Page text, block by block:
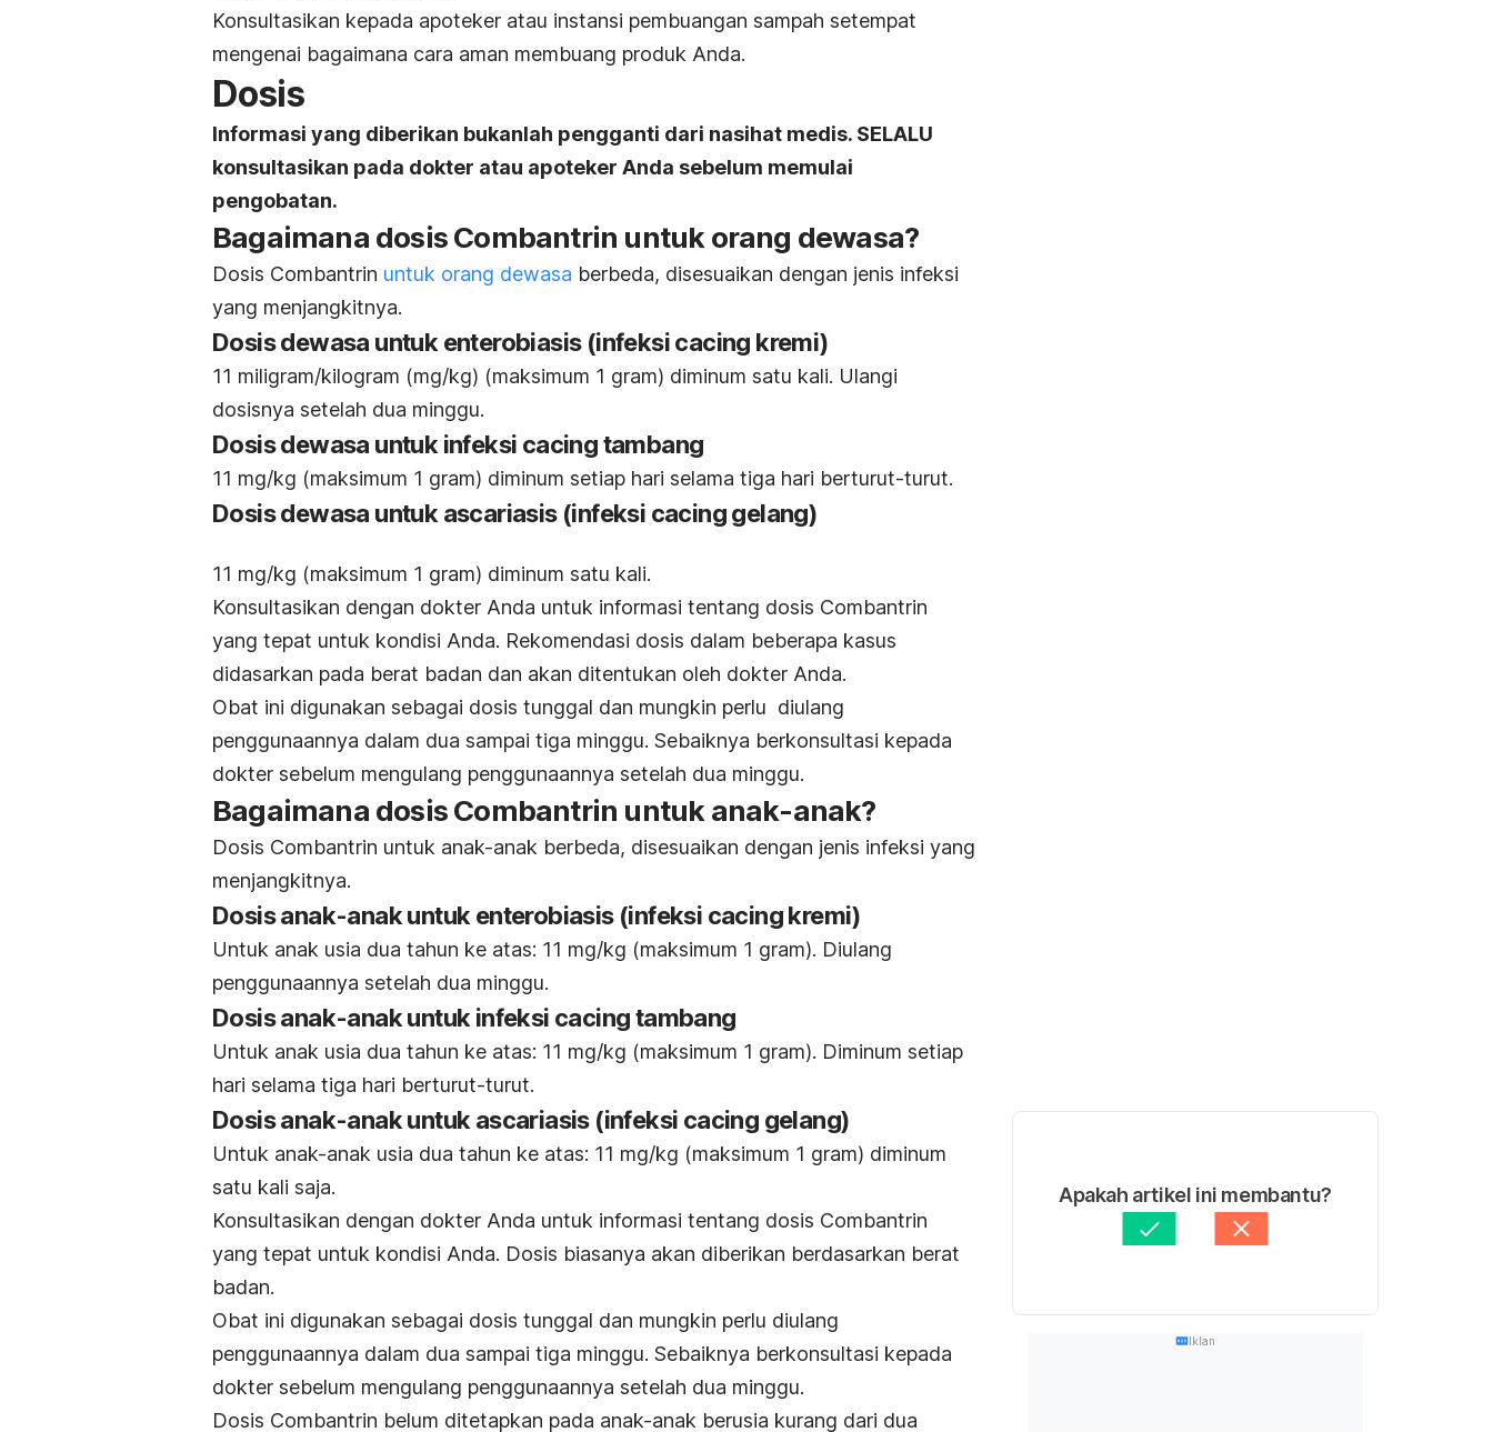
Konsultasikan kepada apoteker atau instansi pembuangan sampah setempat
mengenai bagaimana cara aman membuang produk Anda.
Dosis
Informasi yang diberikan bukanlah pengganti dari nasihat medis. SELALU
konsultasikan pada dokter atau apoteker Anda sebelum memulai
pengobatan.
Bagaimana dosis Combantrin untuk orang dewasa?
Dosis Combantrin untuk orang dewasa berbeda, disesuaikan dengan jenis infeksi
yang menjangkitnya.
Dosis dewasa untuk enterobiasis (infeksi cacing kremi)
11 miligram/kilogram (mg/kg) (maksimum 1 gram) diminum satu kali. Ulangi
dosisnya setelah dua minggu.
Dosis dewasa untuk infeksi cacing tambang
11 mg/kg (maksimum 1 gram) diminum setiap hari selama tiga hari berturut-turut.
Dosis dewasa untuk ascariasis (infeksi cacing gelang)
11 mg/kg (maksimum 1 gram) diminum satu kali.
Konsultasikan dengan dokter Anda untuk informasi tentang dosis Combantrin
yang tepat untuk kondisi Anda. Rekomendasi dosis dalam beberapa kasus
didasarkan pada berat badan dan akan ditentukan oleh dokter Anda.
Obat ini digunakan sebagai dosis tunggal dan mungkin perlu diulang
penggunaannya dalam dua sampai tiga minggu. Sebaiknya berkonsultasi kepada
dokter sebelum mengulang penggunaannya setelah dua minggu.
Bagaimana dosis Combantrin untuk anak-anak?
Dosis Combantrin untuk anak-anak berbeda, disesuaikan dengan jenis infeksi yang
menjangkitnya.
Dosis anak-anak untuk enterobiasis (infeksi cacing kremi)
Untuk anak usia dua tahun ke atas: 11 mg/kg (maksimum 1 gram). Diulang
penggunaannya setelah dua minggu.
Dosis anak-anak untuk infeksi cacing tambang
Untuk anak usia dua tahun ke atas: 11 mg/kg (maksimum 1 gram). Diminum setiap
hari selama tiga hari berturut-turut.
Dosis anak-anak untuk ascariasis (infeksi cacing gelang)
Untuk anak-anak usia dua tahun ke atas: 11 mg/kg (maksimum 1 gram) diminum
satu kali saja.
Konsultasikan dengan dokter Anda untuk informasi tentang dosis Combantrin
yang tepat untuk kondisi Anda. Dosis biasanya akan diberikan berdasarkan berat
badan.
Obat ini digunakan sebagai dosis tunggal dan mungkin perlu diulang
penggunaannya dalam dua sampai tiga minggu. Sebaiknya berkonsultasi kepada
dokter sebelum mengulang penggunaannya setelah dua minggu.
Dosis Combantrin belum ditetapkan pada anak-anak berusia kurang dari dua
Apakah artikel ini membantu?
Iklan